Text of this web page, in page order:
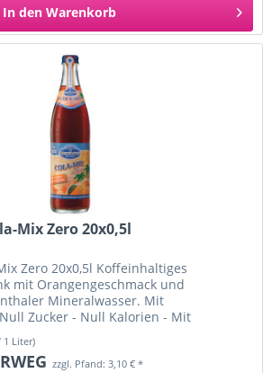
In den Warenkorb
Mix Zero 20x0,5l
Zero 20x0,5l Koffeinhaltiges
mit Orangengeschmack und
Mineralwasser. Mit
Zucker - Null Kalorien - Mit
1 Liter)
zzgl. Pfand: 3,10 € *